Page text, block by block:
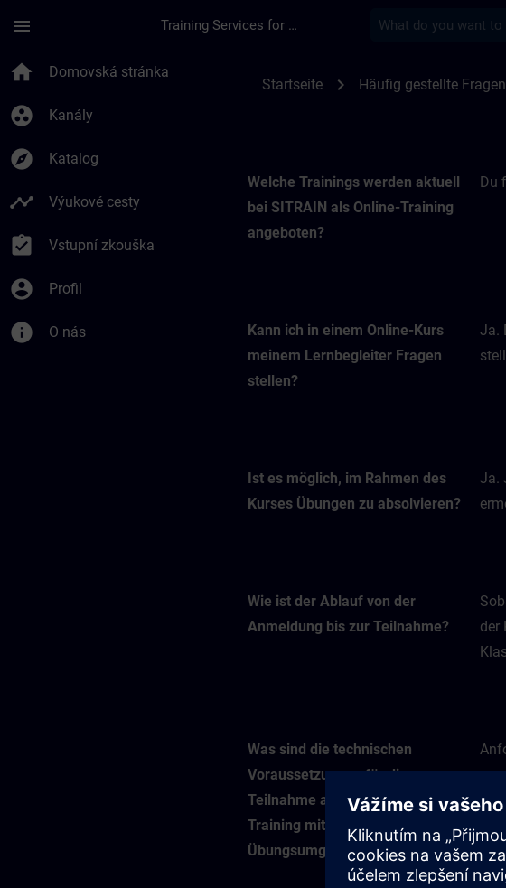
menu Training Services for Digital Industries
home Domovská stránka
group_work Kanály
explore Katalog
timeline Výukové cesty
assignment_turned_in Vstupní zkouška
account_circle Profil
info O nás
Startseite chevron_right Häufig gestellte Fragen
Welche Trainings werden aktuell
bei SITRAIN als Online-Training
angeboten?
Du
Kann ich in einem Online-Kurs
meinem Lernbegleiter Fragen
stellen?
Ja.
Ist es möglich, im Rahmen des
Kurses Übungen zu absolvieren?
Ja.
Wie ist der Ablauf von der
Anmeldung bis zur Teilnahme?
der
Was sind die technischen
Voraussetzungen für die
Teilnahme an einem Online-
Training mit virtueller
Übungsumgebung (VLAB)?